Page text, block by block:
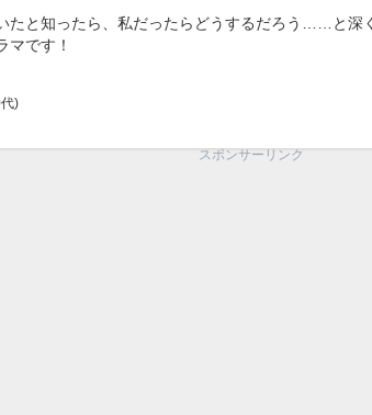
たと知ったら、私だったらどうするだろう……と深
マです！
)
スポンサーリンク